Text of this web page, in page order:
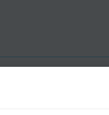
L01181400